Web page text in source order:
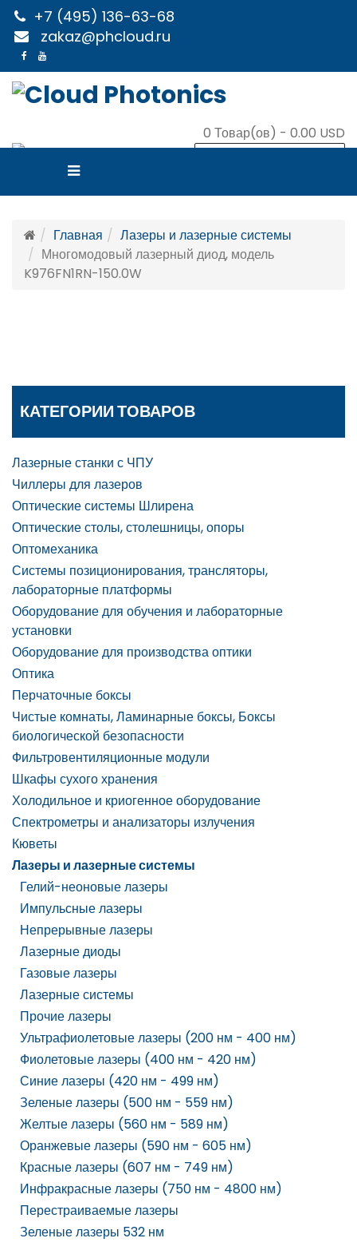
+7 (495) 136-63-68
zakaz@phcloud.ru
0 Товар(ов) - 0.00 USD
Главная
Лазеры и лазерные системы
Многомодовый лазерный диод, модель
K976FN1RN-150.0W
КАТЕГОРИИ ТОВАРОВ
Лазерные станки с ЧПУ
Чиллеры для лазеров
Оптические системы Шлирена
Оптические столы, столешницы, опоры
Оптомеханика
Системы позиционирования, трансляторы,
лабораторные платформы
Оборудование для обучения и лабораторные
установки
Оборудование для производства оптики
Оптика
Перчаточные боксы
Чистые комнаты, Ламинарные боксы, Боксы
биологической безопасности
Фильтровентиляционные модули
Шкафы сухого хранения
Холодильное и криогенное оборудование
Спектрометры и анализаторы излучения
Кюветы
Лазеры и лазерные системы
Гелий-неоновые лазеры
Импульсные лазеры
Непрерывные лазеры
Лазерные диоды
Газовые лазеры
Лазерные системы
Прочие лазеры
Ультрафиолетовые лазеры (200 нм - 400 нм)
Фиолетовые лазеры (400 нм - 420 нм)
Синие лазеры (420 нм - 499 нм)
Зеленые лазеры (500 нм - 559 нм)
Желтые лазеры (560 нм - 589 нм)
Оранжевые лазеры (590 нм - 605 нм)
Красные лазеры (607 нм - 749 нм)
Инфракрасные лазеры (750 нм - 4800 нм)
Перестраиваемые лазеры
Зеленые лазеры 532 нм